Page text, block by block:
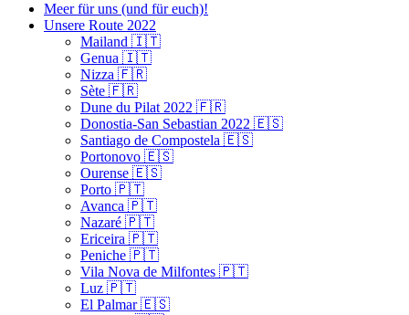
scrollenMeer für uns (und für euch)!
Unsere Route 2022
Mailand 🇮🇹
Genua 🇮🇹
Nizza 🇫🇷
Sète 🇫🇷
Dune du Pilat 2022 🇫🇷
Donostia-San Sebastian 2022 🇪🇸
Santiago de Compostela 🇪🇸
Portonovo 🇪🇸
Ourense 🇪🇸
Porto 🇵🇹
Avanca 🇵🇹
Nazaré 🇵🇹
Ericeira 🇵🇹
Peniche 🇵🇹
Vila Nova de Milfontes 🇵🇹
Luz 🇵🇹
El Palmar 🇪🇸